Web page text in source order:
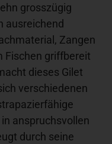
grosszügig
ausreichend
Zangen
Fischen griffbereit
dieses Gilet
verschiedenen
anspruchsvollen
durch seine